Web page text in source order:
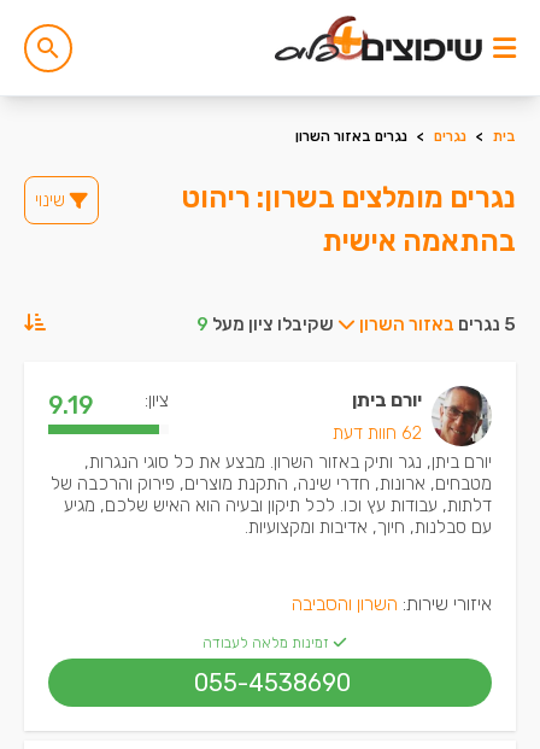
בית > נגרים > נגרים באזור השרון
נגרים מומלצים בשרון: ריהוט
בהתאמה אישית
שינוי
5 נגרים באזור השרון שקיבלו ציון מעל 9
יורם ביתן
62 חוות דעת
ציון: 9.19
יורם ביתן, נגר ותיק באזור השרון. מבצע את כל סוגי הנגרות,
מטבחים, ארונות, חדרי שינה, התקנת מוצרים, פירוק והרכבה של
דלתות, עבודות עץ וכו. לכל תיקון ובעיה הוא האיש שלכם, מגיע
עם סבלנות, חיוך, אדיבות ומקצועיות.
איזורי שירות: השרון והסביבה
זמינות מלאה לעבודה
055-4538690